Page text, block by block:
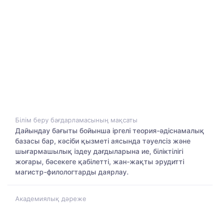
Білім беру бағдарламасының мақсаты
Дайындау бағыты бойынша іргелі теория-әдіснамалық
базасы бар, кәсіби қызметі аясында тәуелсіз және
шығармашылық іздеу дағдыларына ие, біліктілігі
жоғары, бәсекеге қабілетті, жан-жақты эрудитті
магистр-филологтарды даярлау.
Академиялық дәреже